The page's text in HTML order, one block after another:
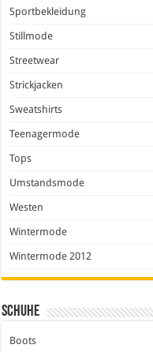
Sportbekleidung
Stillmode
Streetwear
Strickjacken
Sweatshirts
Teenagermode
Tops
Umstandsmode
Westen
Wintermode
Wintermode 2012
Schuhe
Boots